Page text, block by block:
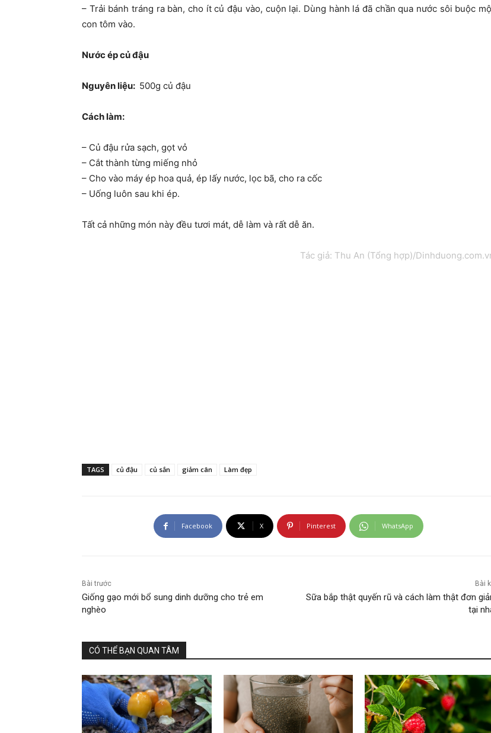
– Trải bánh tráng ra bàn, cho ít củ đậu vào, cuộn lại. Dùng hành lá đã chần qua nước sôi buộc
con tôm vào.
Nước ép củ đậu
Nguyên liệu: 500g củ đậu
Cách làm:
– Củ đậu rửa sạch, gọt vỏ
– Cắt thành từng miếng nhỏ
– Cho vào máy ép hoa quả, ép lấy nước, lọc bã, cho ra cốc
– Uống luôn sau khi ép.
Tất cả những món này đều tươi mát, dễ làm và rất dễ ăn.
Tác giả: Thu An (Tổng hợp)/
TAGS củ đậu củ sắn giảm cân Làm đẹp
Facebook X Pinterest WhatsApp
Bài trước
Giống gạo mới bổ sung dinh dưỡng cho trẻ em
nghèo
Bài
Sữa bắp thật quyến rũ và cách làm thật đơn
tại
CÓ THỂ BẠN QUAN TÂM